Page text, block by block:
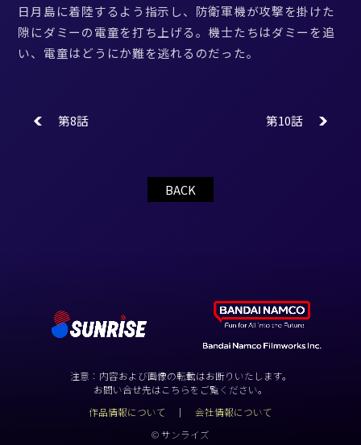
日月島に着陸するよう指示し、防衛軍機が攻撃を掛けた
隙にダミーの電童を打ち上げる。機士たちはダミーを追
い、電童はどうにか難を逃れるのだった。
第8話 第10話
BACK
注意：内容および画像の転載はお断りいたします。
お問い合せ先はこちらをご覧ください。
作品情報について
会社情報について
© サンライズ